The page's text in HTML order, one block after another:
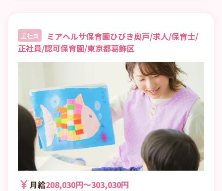
正社員
ミアヘルサ保育園ひびき奥戸/求人/保育士/
正社員/認可保育園/東京都葛飾区
月給208,030円〜303,030円